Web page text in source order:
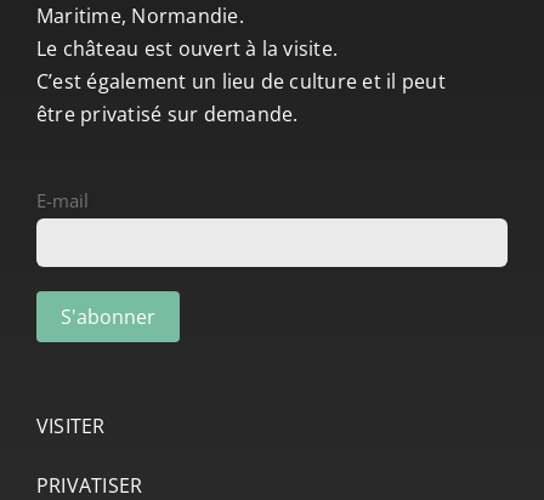
Maritime, Normandie.
Le château est ouvert à la visite.
C’est également un lieu de culture et il peut
être privatisé sur demande.
E-mail
VISITER
PRIVATISER